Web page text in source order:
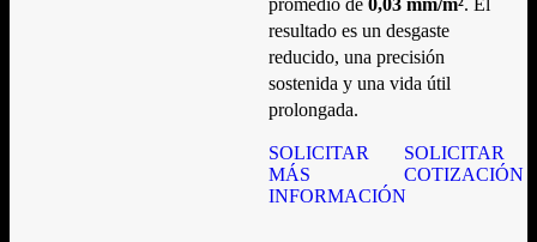
promedio de 0,03 mm/m². El
resultado es un desgaste
reducido, una precisión
sostenida y una vida útil
prolongada.
SOLICITAR
MÁS
INFORMACIÓN
SOLICITAR
COTIZACIÓN